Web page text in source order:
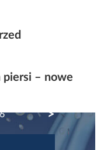
piersi – nowe
NEXT